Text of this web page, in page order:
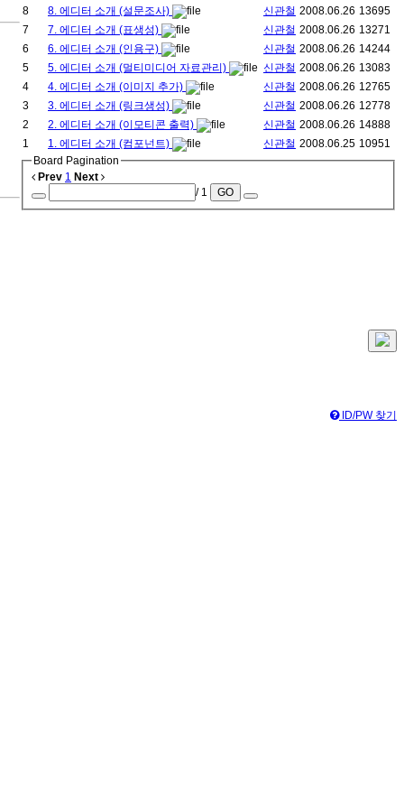
8 8. 에디터 소개 (설문조사) 신관철 2008.06.26 13695
7
7. 에디터 소개 (표생성) 신관철 2008.06.26 13271
6
6. 에디터 소개 (인용구) 신관철 2008.06.26 14244
5
5. 에디터 소개 (멀티미디어 자료관리) 신관철 2008.06.26 13083
4
4. 에디터 소개 (이미지 추가) 신관철 2008.06.26 12765
3
3. 에디터 소개 (링크생성) 신관철 2008.06.26 12778
2
2. 에디터 소개 (이모티콘 출력) 신관철 2008.06.26 14888
1
1. 에디터 소개 (컴포넌트) 신관철 2008.06.25 10951
Board Pagination
Prev 1 Next
/ 1
GO
ID/PW 찾기